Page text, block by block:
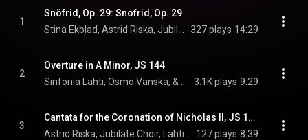
1
Snöfrid, Op. 29: Snofrid, Op. 29
327 plays 14:29
2
Overture in A Minor, JS 144
3.1K plays 9:29
3
Cantata for the Coronation of Nicholas II, JS 104 (text by P. Cajander): I. Allegro: Terve nuori ruhtinas [Hail young prince]
127 plays 8:39